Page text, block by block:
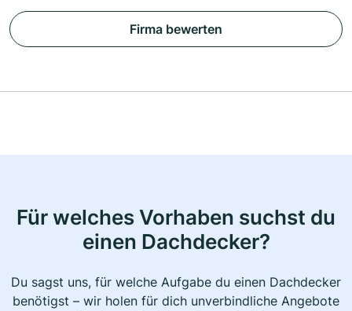
Firma bewerten
Für welches Vorhaben suchst du
einen Dachdecker?
Du sagst uns, für welche Aufgabe du einen Dachdecker
benötigst – wir holen für dich unverbindliche Angebote